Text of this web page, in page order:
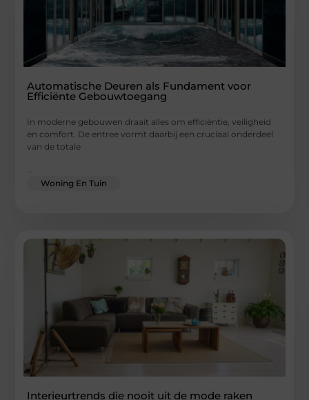
Automatische Deuren als Fundament voor
Efficiënte Gebouwtoegang
In moderne gebouwen draait alles om efficiëntie, veiligheid
en comfort. De entree vormt daarbij een cruciaal onderdeel
van de totale
Woning En Tuin
Interieurtrends die nooit uit de mode raken